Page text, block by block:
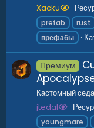
Xacku
prefab
rust
префабы
Премиум
Кастомный
jtedal
youngmare